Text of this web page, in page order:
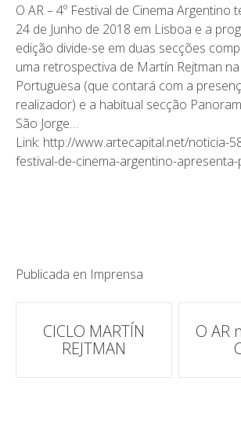
O AR – 4º Festival de Cinema Argentino
24 de Junho de 2018 em Lisboa e a
edição divide-se em duas secções
uma retrospectiva de Martín Rejtman
Portuguesa (que contará com a
realizador) e a habitual secção
São Jorge…
Link: http://www.artecapital.net/noticia-
festival-de-cinema-argentino-
Publicada en Imprensa
Navegación
CICLO MARTÍN
REJTMAN
O AR